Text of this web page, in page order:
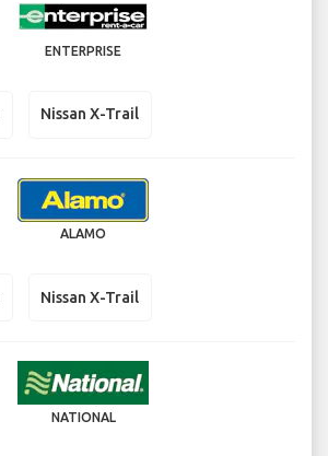
ENTERPRISE
Nissan X-Trail
ALAMO
Nissan X-Trail
NATIONAL